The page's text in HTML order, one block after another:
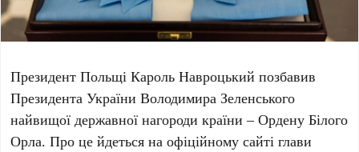
Президент ПольщіКароль Навроцький позбавив
Президента УкраїниВолодимира Зеленського
найвищої державної нагороди країни – Ордену Білого
Орла. Про це йдеться на офіційному сайті глави